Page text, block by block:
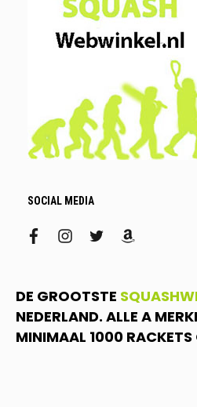
SOCIAL MEDIA
facebookinstagram
twitteramazon
DE GROOTSTE
NEDERLAND. ALLE A
MINIMAAL 1000